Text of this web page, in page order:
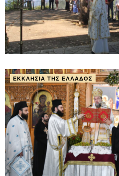
ΕΚΚΛΗΣΊΑ ΤΗΣ ΕΛΛΆΔΟΣ